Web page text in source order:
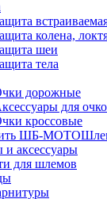
колена,
шеи
тела
дорожные
для
кроссовые
и аксессуары
для шлемов